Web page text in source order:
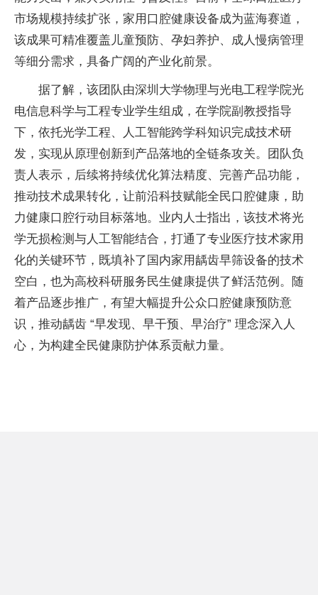
市场规模持续扩张，家用口腔健康设备成为蓝海赛道，
该成果可精准覆盖儿童预防、孕妇养护、成人慢病管理
等细分需求，具备广阔的产业化前景。
据了解，该团队由深圳大学物理与光电工程学院光
电信息科学与工程专业学生组成，在学院副教授指导
下，依托光学工程、人工智能跨学科知识完成技术研
发，实现从原理创新到产品落地的全链条攻关。团队负
责人表示，后续将持续优化算法精度、完善产品功能，
推动技术成果转化，让前沿科技赋能全民口腔健康，助
力健康口腔行动目标落地。业内人士指出，该技术将光
学无损检测与人工智能结合，打通了专业医疗技术家用
化的关键环节，既填补了国内家用龋齿早筛设备的技术
空白，也为高校科研服务民生健康提供了鲜活范例。随
着产品逐步推广，有望大幅提升公众口腔健康预防意
识，推动龋齿 “早发现、早干预、早治疗” 理念深入人
心，为构建全民健康防护体系贡献力量。